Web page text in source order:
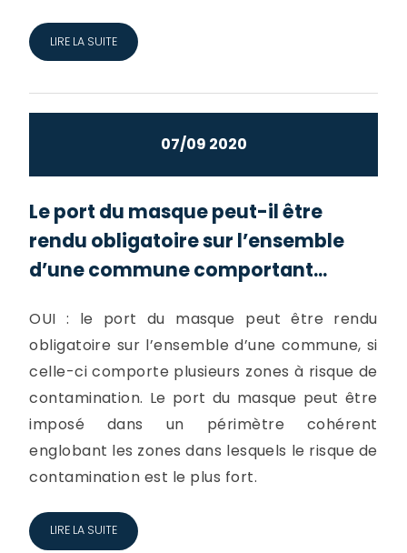
LIRE LA SUITE
07/09 2020
Le port du masque peut-il être
rendu obligatoire sur l’ensemble
d’une commune comportant...
OUI : le port du masque peut être rendu
obligatoire sur l’ensemble d’une commune, si
celle-ci comporte plusieurs zones à risque de
contamination. Le port du masque peut être
imposé dans un périmètre cohérent
englobant les zones dans lesquels le risque de
contamination est le plus fort.
LIRE LA SUITE